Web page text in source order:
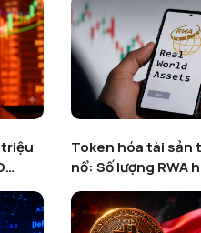
Token hóa tài sản
nổ: Số lượng RWA
tăng gần 600%
trường crypto suy